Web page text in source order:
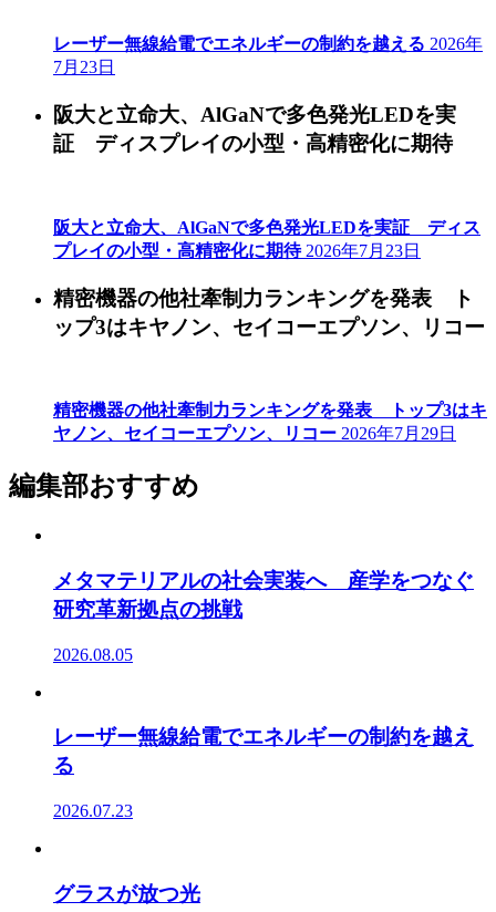
レーザー無線給電でエネルギーの制約を越える 2026年
7月23日
阪大と立命大、AlGaNで多色発光LEDを実
証 ディスプレイの小型・高精密化に期待
阪大と立命大、AlGaNで多色発光LEDを実証 ディス
プレイの小型・高精密化に期待 2026年7月23日
精密機器の他社牽制力ランキングを発表 ト
ップ3はキヤノン、セイコーエプソン、リコー
精密機器の他社牽制力ランキングを発表 トップ3はキ
ヤノン、セイコーエプソン、リコー 2026年7月29日
編集部おすすめ
メタマテリアルの社会実装へ 産学をつなぐ
研究革新拠点の挑戦
2026.08.05
レーザー無線給電でエネルギーの制約を越え
る
2026.07.23
グラスが放つ光